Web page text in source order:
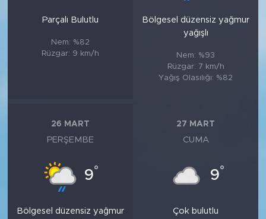
Parçalı Bulutlu
Nem: %82
Rüzgar: 9 km/h
Bölgesel düzensiz yağmur
yağışlı
Nem: %93
Rüzgar: 7 km/h
Yağış Olasılığı: %82
26 MART
PERŞEMBE
9°
Bölgesel düzensiz yağmur
27 MART
CUMA
9°
Çok bulutlu